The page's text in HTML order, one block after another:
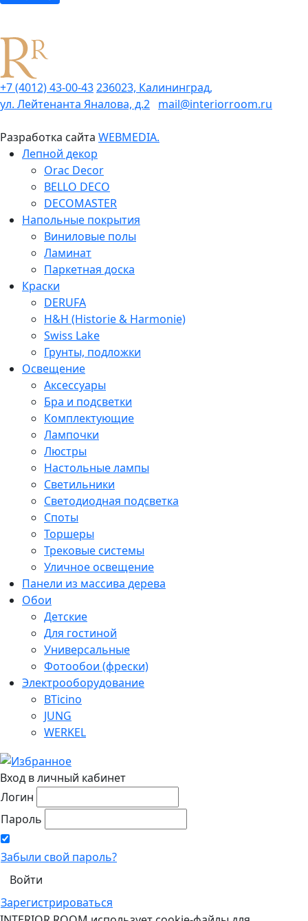
+7 (4012) 43-00-43236023, Калининград,
ул. Лейтенанта Яналова, д.2 mail@interiorroom.ru
Разработка сайта WEBMEDIA.
Лепной декор
Orac Decor
BELLO DECO
DECOMASTER
Напольные покрытия
Виниловые полы
Ламинат
Паркетная доска
Краски
DERUFA
H&H (Historie & Harmonie)
Swiss Lake
Грунты, подложки
Освещение
Аксессуары
Бра и подсветки
Комплектующие
Лампочки
Люстры
Настольные лампы
Светильники
Светодиодная подсветка
Споты
Торшеры
Трековые системы
Уличное освещение
Панели из массива дерева
Обои
Детские
Для гостиной
Универсальные
Фотообои (фрески)
Электрооборудование
BTicino
JUNG
WERKEL
Вход в личный кабинет
Логин
Пароль
Забыли свой пароль?
Зарегистрироваться